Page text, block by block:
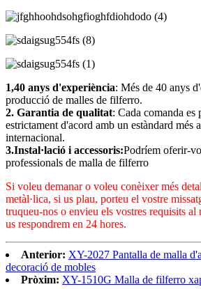
1,40 anys d'experiència: Més de 40 anys
producció de malles de filferro.
2. Garantia de qualitat: Cada comanda es
estrictament d'acord amb un estàndard més
internacional.
3.Instal·lació i accessoris:Podríem oferir-
professionals de malla de filferro
Si voleu demanar o voleu conèixer més
metàl·lica, si us plau, porteu el vostre
truqueu-nos o envieu els vostres requisits al
us respondrem en 24 hores.
Anterior: XY-2027 Pantalla de malla
decoració de mobles
Pròxim: XY-1510G Malla de filferro